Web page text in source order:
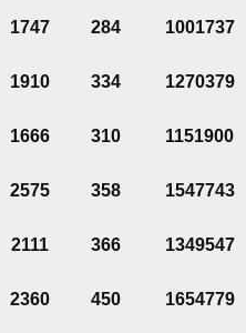
1747 284 1001737
1910 334 1270379
1666 310 1151900
2575 358 1547743
2111 366 1349547
2360 450 1654779